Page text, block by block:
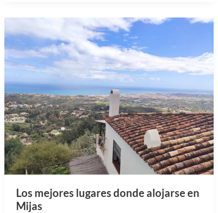
Los mejores lugares donde alojarse en
Mijas